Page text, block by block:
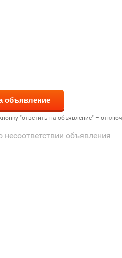
"ответить на объявление" –
несоответствии объявления